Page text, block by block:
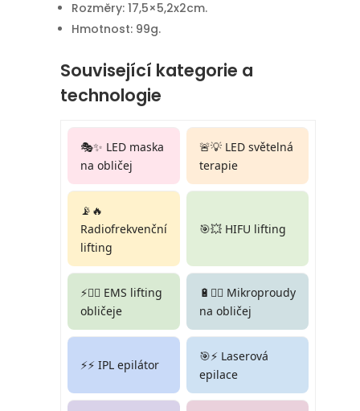
Rozměry: 17,5×5,2x2cm.
Hmotnost: 99g.
Související kategorie a
technologie
🎭✨ LED maska
na obličej
🚨💡 LED světelná
terapie
📡🔥
Radiofrekvenční
lifting
🎯💥 HIFU lifting
⚡🏋️‍♀️ EMS lifting
obličeje
🔋💆‍♀️ Mikroproudy
na obličej
⚡⚡ IPL epilátor
🎯⚡ Laserová
epilace